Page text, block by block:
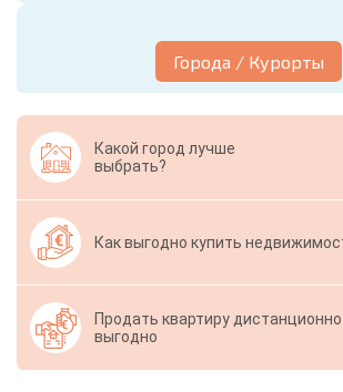
Города / Курорты
Какой город лучше
выбрать?
Как выгодно купить
Продать квартиру
выгодно